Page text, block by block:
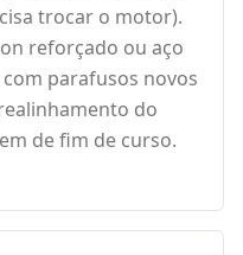
trocar o motor).
reforçado ou aço
parafusos novos
do
de fim de curso.